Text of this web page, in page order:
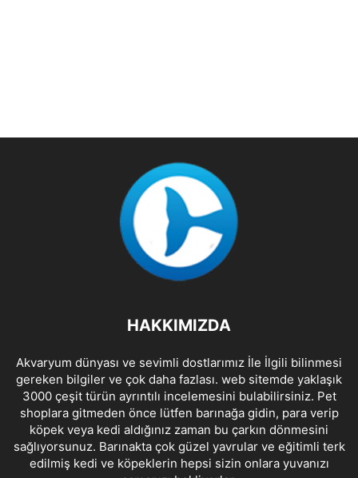
HAKKIMIZDA
Akvaryum dünyası ve sevimli dostlarımız İle İlgili bilinmesi
gereken bilgiler ve çok daha fazlası. web sitemde yaklaşık
3000 çeşit türün ayrıntılı incelemesini bulabilirsiniz. Pet
shoplara gitmeden önce lütfen barınağa gidin, para verip
köpek veya kedi aldığınız zaman bu çarkın dönmesini
sağlıyorsunuz. Barınakta çok güzel yavrular ve eğitimli terk
edilmiş kedi ve köpeklerin hepsi sizin onlara yuvanızı